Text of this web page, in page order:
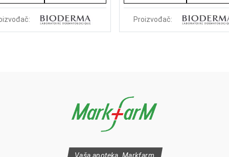
Proizvođač: